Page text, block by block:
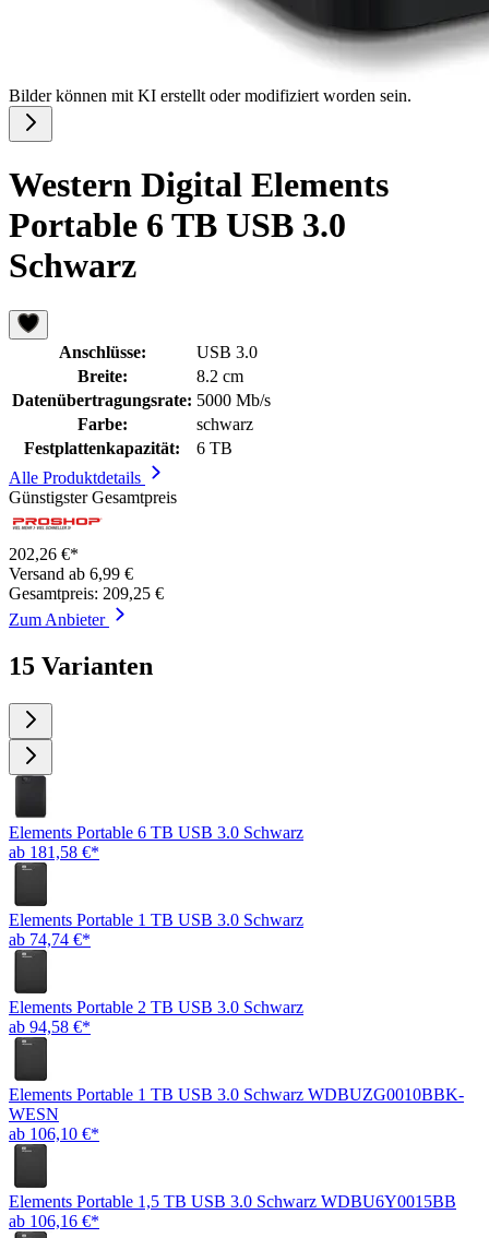
Bilder können mit KI erstellt oder modifiziert worden sein.
Western Digital Elements
Portable 6 TB USB 3.0
Schwarz
Anschlüsse:
USB 3.0
Breite:
8.2 cm
Datenübertragungsrate: 5000 Mb/s
Farbe:
schwarz
Festplattenkapazität:
6 TB
Alle Produktdetails
Günstigster Gesamtpreis
202,26 €*
Versand ab 6,99 €
Gesamtpreis: 209,25 €
Zum Anbieter
15 Varianten
Elements Portable 6 TB USB 3.0 Schwarz
ab 181,58 €*
Elements Portable 1 TB USB 3.0 Schwarz
ab 74,74 €*
Elements Portable 2 TB USB 3.0 Schwarz
ab 94,58 €*
Elements Portable 1 TB USB 3.0 Schwarz WDBUZG0010BBK-
WESN
ab 106,10 €*
Elements Portable 1,5 TB USB 3.0 Schwarz WDBU6Y0015BB
ab 106,16 €*